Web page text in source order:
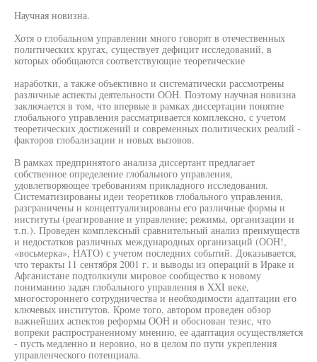
Научная новизна.
Хотя о глобальном управлении много говорят в отечественных
политических кругах, существует дефицит исследований, в
которых обобщаются соответствующие теоретические
наработки, а также объективно и систематически рассмотрены
различные аспекты деятельности ООН. Поэтому научная новизна
заключается в том, что впервые в рамках диссертации понятие
глобального управления рассматривается комплексно, с учетом
теоретических достижений и современных политических реалий -
факторов глобализации и новых вызовов.
В рамках предпринятого анализа диссертант предлагает
собственное определение глобального управления,
удовлетворяющее требованиям прикладного исследования.
Систематизированы идеи теоретиков глобального управления,
разграничены и концептуализированы его различные формы и
институты (реагирование и управление; режимы, организации и
т.п.). Проведен комплексный сравнительный анализ преимуществ
и недостатков различных международных организаций (ООН!,
«восьмерка», НАТО) с учетом последних событий. Доказывается,
что теракты 11 сентября 2001 г. и выводы из операций в Ираке и
Афганистане подтолкнули мировое сообщество к новому
пониманию задач глобального управления в XXI веке,
многостороннего сотрудничества и необходимости адаптации его
ключевых институтов. Кроме того, автором проведен обзор
важнейших аспектов реформы ООН и обоснован тезис, что
вопреки распространенному мнению, ее адаптация осуществляется
- пусть медленно и неровно, но в целом по пути укрепления
управленческого потенциала.